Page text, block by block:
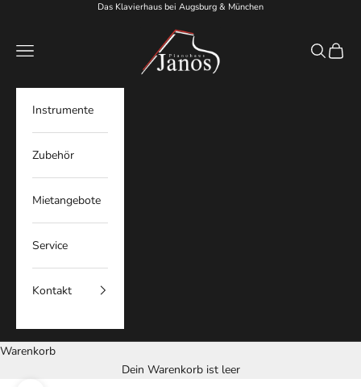
Zum Inhalt springenDas Klavierhaus bei Augsburg & München
Pianohaus Janos
Menü
Suchen
Instrumente
Zubehör
Mietangebote
Service
Kontakt
Warenkorb
Dein Warenkorb ist leer